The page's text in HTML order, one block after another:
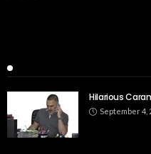
Hilarious
September 4,